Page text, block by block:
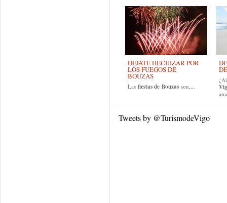
DÉJATE HECHIZAR POR
LOS FUEGOS DE
BOUZAS
Las fiestas de Bouzas son,...
Tweets by @TurismodeVigo